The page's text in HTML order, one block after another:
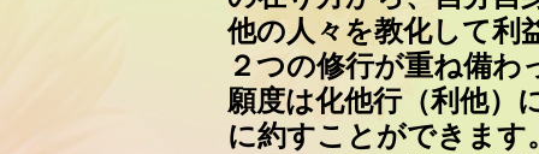
他の人々を教化して利
２つの修行が重ね備わ
願度は化他行（利他）
に約すことができます